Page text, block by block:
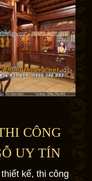
CÔNG
UY TÍN
kế, thi công